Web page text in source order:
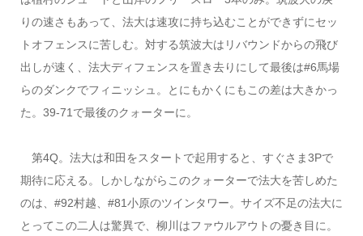
りの速さもあって、法大は速攻に持ち込むことができずにセッ
トオフェンスに苦しむ。対する筑波大はリバウンドからの飛び
出しが速く、法大ディフェンスを置き去りにして最後は#6馬場
らのダンクでフィニッシュ。とにもかくにもこの差は大きかっ
た。39-71で最後のクォーターに。
第4Q。法大は和田をスタートで起用すると、すぐさま3Pで
期待に応える。しかしながらこのクォーターで法大を苦しめた
のは、#92村越、#81小原のツインタワー。サイズ不足の法大に
とってこの二人は驚異で、柳川はファウルアウトの憂き目に。